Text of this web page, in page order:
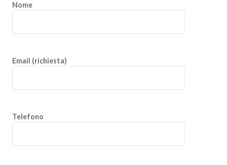
Nome
Email (richiesta)
Telefono